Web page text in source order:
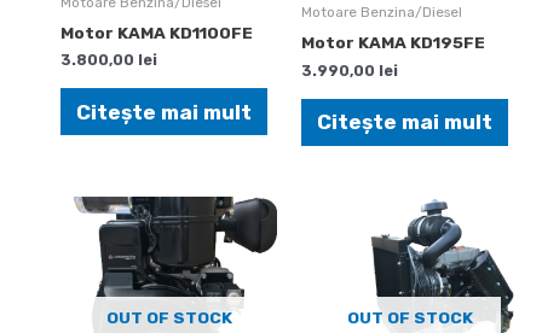
Motor KAMA KD1100FE
3.800,00 lei
Citește mai mult
Motoare Benzina/Diesel
Motor KAMA KD195FE
3.990,00 lei
Citește mai mult
OUT OF STOCK OUT OF STOCK